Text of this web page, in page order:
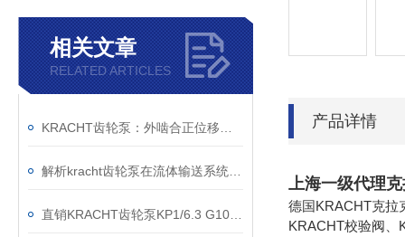
相关文章
RELATED ARTICLES
产品详情
上海一级代理
德国KRACHT克拉
KRACHT校验阀、